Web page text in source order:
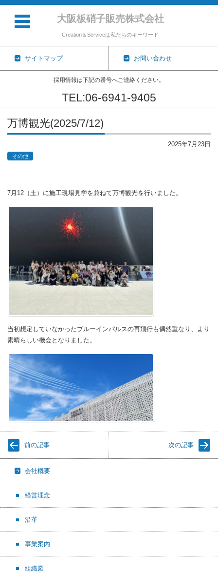
大阪板硝子販売株式会社
Creation＆Serviceは私たちのキーワード
サイトマップ お問い合わせ
採用情報は下記の番号へご連絡ください。
TEL:06-6941-9405
コンテンツに移動
万博観光(2025/7/12)
2025年7月23日
その他
7月12（土）に施工現場見学を兼ねて万博観光を行いました。
当初想定していなかったブルーインパルスの再飛行も偶然重なり、より
素晴らしい機会となりました。
前の記事 次の記事
会社概要
経営理念
沿革
事業案内
組織図